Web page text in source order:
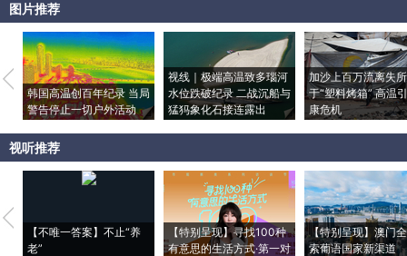
图片推荐
韩国高温创百年纪录 当局
警告停止一切户外活动
视线｜极端高温致多瑙河
水位跌破纪录 二战沉船与
猛犸象化石接连露出
加沙上百万流离失
于“塑料烤箱” 高温
康危机
视听推荐
【不唯一答案】不止“养
老”
【特别呈现】寻找100种
有意思的生活方式·第一对
【特别呈现】澳门
索葡语国家新渠道